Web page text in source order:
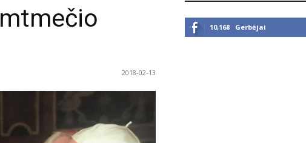
2018-02-13
10,168 Gerbėjai